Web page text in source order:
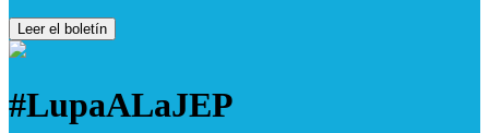
Leer el boletín
#LupaALaJEP